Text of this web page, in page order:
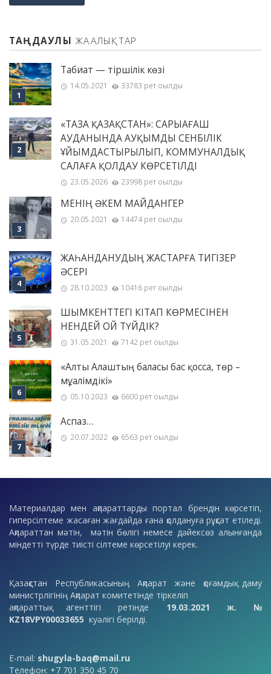
ТАҢДАУЛЫ ЖАҢАЛЫҚТАР
Табиғат — тіршілік көзі
14.05.2021 33783 рет оқылды
«ТАЗА ҚАЗАҚСТАН»: САРЫАҒАШ
АУДАНЫНДА АУҚЫМДЫ СЕНБІЛІК
ҰЙЫМДАСТЫРЫЛЫП, КОММУНАЛДЫҚ
САЛАҒА ҚОЛДАУ КӨРСЕТІЛДІ
23.05.2026 23998 рет оқылды
МЕНІҢ ƏКЕМ МАЙДАНГЕР
20.05.2021 14474 рет оқылды
ЖАҺАНДАНУДЫҢ ЖАСТАРҒА ТИГІЗЕР
ӘСЕРІ
28.10.2023 10416 рет оқылды
ШЫМКЕНТТЕГІ КІТАП КӨРМЕСІНЕН
НЕНДЕЙ ОЙ ТҮЙДІК?
31.05.2021 7142 рет оқылды
«Алты Алаштың баласы бас қосса, төр –
мұғалімдікі»
05.10.2023 6600 рет оқылды
Аспаз…
20.07.2022 6563 рет оқылды
Материалдар мен ақпараттарды портал брендін көрсетіп,
гиперсілтеме жасаған жағдайда ғана қолдануға рұқсат етіледі.
Ақпараттан мәтін, мәтін бөлігі немесе дәйексөз алынғанда
міндетті түрде тиісті сілтеме көрсетілуі керек.
Қазақстан Республикасының Ақпарат және қоғамдық даму
министрлігінің Ақпарат комитетінде тіркеліп
ақпараттық агенттігі ретінде 19.03.2021 ж. №
KZ18VPY00033655 куәлігі берілді.
E-mail: shugyla-baq@mail.ru
Телефон: +7 701 350 45 70